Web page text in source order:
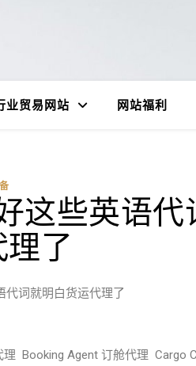
业贸易网站 网站福利
这些英语代
理了
代词就明白货运代理了
Booking Agent 订舱代理 Cargo